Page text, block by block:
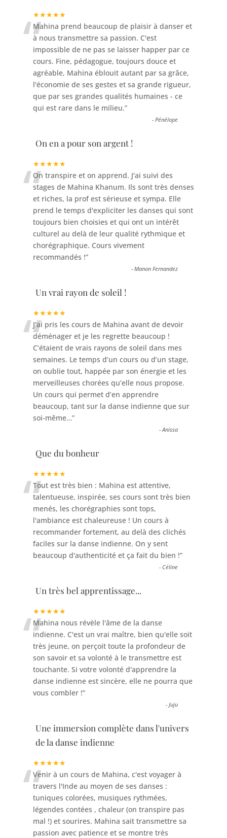
★★★★★
“Mahina prend beaucoup de plaisir à danser et
à nous transmettre sa passion. C'est
impossible de ne pas se laisser happer par ce
cours. Fine, pédagogue, toujours douce et
agréable, Mahina éblouit autant par sa grâce,
l'économie de ses gestes et sa grande rigueur,
que par ses grandes qualités humaines - ce
qui est rare dans le milieu.”
-Pénélope
On en a pour son argent !
★★★★★
“On transpire et on apprend. J'ai suivi des
stages de Mahina Khanum. Ils sont très denses
et riches, la prof est sérieuse et sympa. Elle
prend le temps d'expliciter les danses qui sont
toujours bien choisies et qui ont un intérêt
culturel au delà de leur qualité rythmique et
chorégraphique. Cours vivement
recommandés !”
-Manon Fernandez
Un vrai rayon de soleil !
★★★★★
“J’ai pris les cours de Mahina avant de devoir
déménager et je les regrette beaucoup !
C’étaient de vrais rayons de soleil dans mes
semaines. Le temps d’un cours ou d’un stage,
on oublie tout, happée par son énergie et les
merveilleuses chorées qu’elle nous propose.
Un cours qui permet d’en apprendre
beaucoup, tant sur la danse indienne que sur
soi-même…”
-Anissa
Que du bonheur
★★★★★
“Tout est très bien : Mahina est attentive,
talentueuse, inspirée, ses cours sont très bien
menés, les chorégraphies sont tops,
l'ambiance est chaleureuse ! Un cours à
recommander fortement, au delà des clichés
faciles sur la danse indienne. On y sent
beaucoup d'authenticité et ça fait du bien !”
-Céline
Un très bel apprentissage...
★★★★★
“Mahina nous révèle l'âme de la danse
indienne. C'est un vrai maître, bien qu'elle soit
très jeune, on perçoit toute la profondeur de
son savoir et sa volonté à le transmettre est
touchante. Si votre volonté d'apprendre la
danse indienne est sincère, elle ne pourra que
vous combler !”
-Juju
Une immersion complète dans l'univers
de la danse indienne
★★★★★
“Venir à un cours de Mahina, c'est voyager à
travers l'Inde au moyen de ses danses :
tuniques colorées, musiques rythmées,
légendes contées , chaleur (on transpire pas
mal !) et sourires. Mahina sait transmettre sa
passion avec patience et se montre très